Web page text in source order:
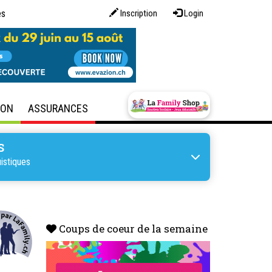
Inscription Login
ASSURANCES
Coups de coeur de la semaine